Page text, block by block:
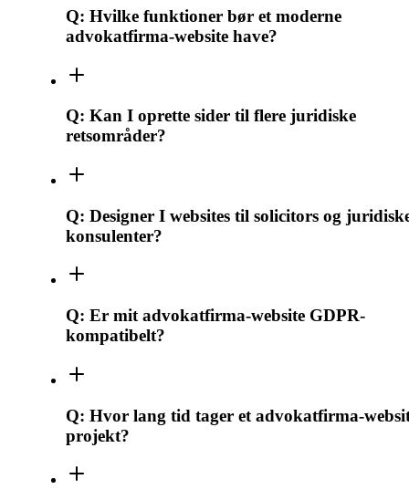
Q: Hvilke funktioner bør et moderne
advokatfirma-website have?
Q: Kan I oprette sider til flere juridiske
retsområder?
Q: Designer I websites til solicitors og
konsulenter?
Q: Er mit advokatfirma-website GDPR-
kompatibelt?
Q: Hvor lang tid tager et advokatfirma-
projekt?